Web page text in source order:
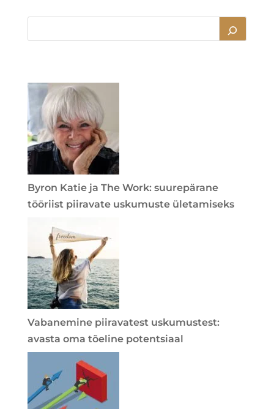
Byron Katie ja The Work: suurepärane
tööriist piiravate uskumuste ületamiseks
Vabanemine piiravatest uskumustest:
avasta oma tõeline potentsiaal